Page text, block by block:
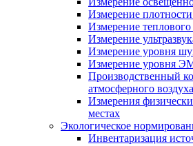
Измерение
Измерение
Измерение
Измерение уровня
Измерение уровня
Производственный
атмосферного воздуха
Измерения
местах
Экологическое
Инвентаризация